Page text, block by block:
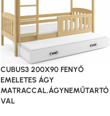
CUBUS3 200X90 FENYŐ
EMELETES ÁGY
MATRACCAL,ÁGYNEMŰTARTÓ
VAL